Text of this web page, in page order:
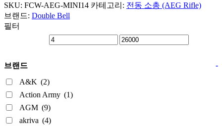
SKU: FCW-AEG-MINI14 카테고리: 전동 소총 (AEG Rifle)
브랜드: Double Bell
필터
브랜드
-
A&K (2)
Action Army (1)
AGM (9)
akriva (4)